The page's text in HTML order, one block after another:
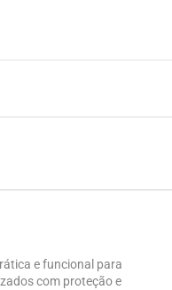
e funcional para
com proteção e